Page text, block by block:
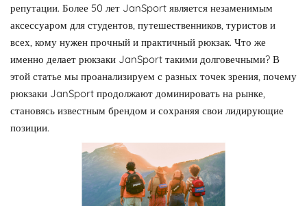
репутации. Более 50 лет JanSport является незаменимым
аксессуаром для студентов, путешественников, туристов и
всех, кому нужен прочный и практичный рюкзак. Что же
именно делает рюкзаки JanSport такими долговечными? В
этой статье мы проанализируем с разных точек зрения, почему
рюкзаки JanSport продолжают доминировать на рынке,
становясь известным брендом и сохраняя свои лидирующие
позиции.